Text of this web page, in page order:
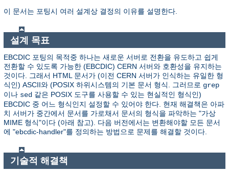
이 문서는 포팅시 여러 설계상 결정의 이유를 설명한다.
설계 목표
EBCDIC 포팅의 목적중 하나는 새로운 서버로 전환을 유도하고 쉽게
전환할 수 있도록 가능한 (EBCDIC) CERN 서버와 호환성을 유지하는
것이다. 그래서 HTML 문서가 (이전 CERN 서버가 인식하는 유일한 형
식인) ASCII와 (POSIX 하위시스템의 기본 문서 형식. 그러므로 grep
이나 sed 같은 POSIX 도구를 사용할 수 있는 현실적인 형식인)
EBCDIC 중 어느 형식인지 설정할 수 있어야 한다. 현재 해결책은 아파
치 서버가 중간에서 문서를 가로채서 문서의 형식을 파악하는 "가상
MIME 형식"이다 (아래 참고). 다음 버전에서는 변환해야할 모든 문서
에 "ebcdic-handler"를 정의하는 방법으로 문제를 해결할 것이다.
기술적 해결책